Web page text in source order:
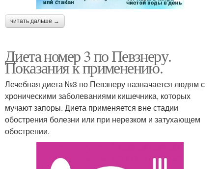
читать дальше →
Диета номер 3 по Певзнеру.
Показания к применению.
Лечебная диета №3 по Певзнеру назначается людям с
хроническими заболеваниями кишечника, которых
мучают запоры. Диета применяется вне стадии
обострения болезни или при нерезком и затухающем
обострении.